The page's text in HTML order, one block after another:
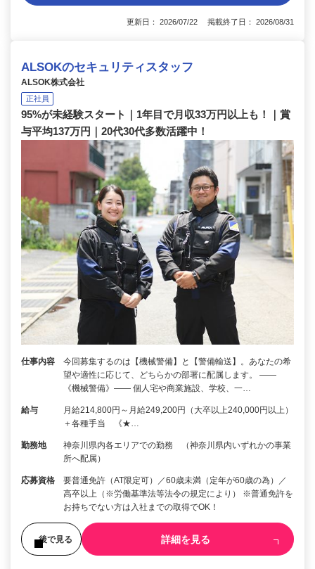
更新日： 2026/07/22 掲載終了日： 2026/08/31
ALSOKのセキュリティスタッフ
ALSOK株式会社
正社員
95%が未経験スタート｜1年目で月収33万円以上も！｜賞
与平均137万円｜20代30代多数活躍中！
仕事内容
今回募集するのは【機械警備】と【警備輸送】。あなたの希
望や適性に応じて、どちらかの部署に配属します。 ――
《機械警備》―― 個人宅や商業施設、学校、一…
給与
月給214,800円～月給249,200円（大卒以上240,000円以上）
＋各種手当 《★…
勤務地
神奈川県内各エリアでの勤務 （神奈川県内いずれかの事業
所へ配属）
応募資格
要普通免許（AT限定可）／60歳未満（定年が60歳の為）／
高卒以上（※労働基準法等法令の規定により） ※普通免許を
お持ちでない方は入社までの取得でOK！
後で見る 詳細を見る